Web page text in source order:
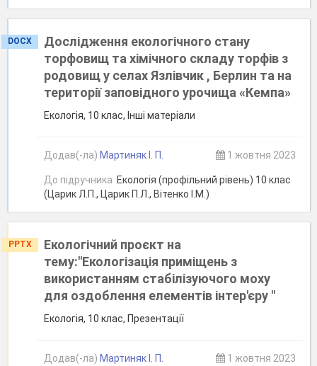
DOCX
Дослідження екологічного стану
торфовищ та хімічного складу торфів з
родовищ у селах Язлівчик , Берлин та на
території заповідного урочища «Кемпа»
Екологія, 10 клас, Інші матеріали
Додав(-ла) Мартиняк І. П. 1 жовтня 2023
До підручника Екологія (профільний рівень) 10 клас
(Царик Л.П., Царик П.Л., Вітенко І.М.)
PPTX
Екологічний проєкт на
тему:"Екологізація приміщень з
використанням стабілізуючого моху
для оздоблення елементів інтер'єру "
Екологія, 10 клас, Презентації
Додав(-ла) Мартиняк І. П. 1 жовтня 2023